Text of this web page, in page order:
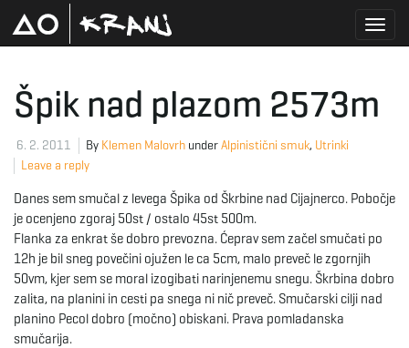
g
Špik nad plazom 2573m
6. 2. 2011 By Klemen Malovrh underAlpinistični smuk, Utrinki
Leave a reply
Danes sem smučal z levega Špika od Škrbine nad Cijajnerco. Pobočje
je ocenjeno zgoraj 50st / ostalo 45st 500m.
Flanka za enkrat še dobro prevozna. Ćeprav sem začel smučati po
12h je bil sneg povečini ojužen le ca 5cm, malo preveč le zgornjih
50vm, kjer sem se moral izogibati narinjenemu snegu. Škrbina dobro
zalita, na planini in cesti pa snega ni nič preveč. Smučarski cilji nad
planino Pecol dobro (močno) obiskani. Prava pomladanska
smučarija.